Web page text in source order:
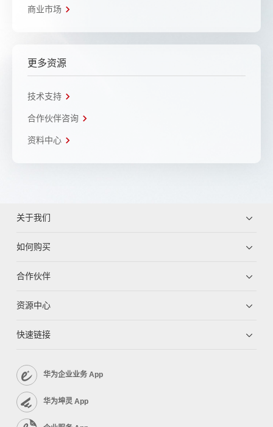
商业市场
更多资源
技术支持
合作伙伴咨询
资料中心
关于我们
如何购买
合作伙伴
资源中心
快速链接
华为企业业务 App
华为坤灵 App